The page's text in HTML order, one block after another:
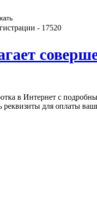
- 17520
в Интернет с
реквизиты для оплаты